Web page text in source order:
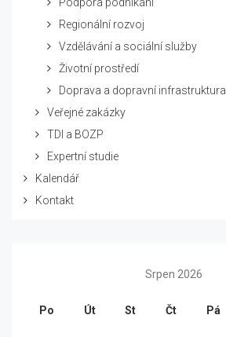
Regionální rozvoj
Vzdělávání a sociální služby
Životní prostředí
Doprava a dopravní infrastruktura
Veřejné zakázky
TDI a BOZP
Expertní studie
Kalendář
Kontakt
Srpen 2026
Po Út St Čt Pá